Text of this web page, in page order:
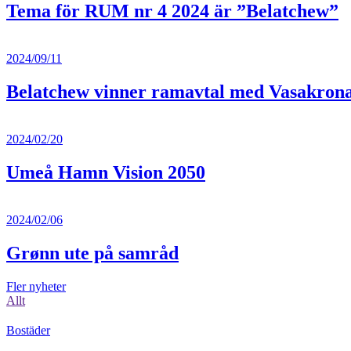
Tema för RUM nr 4 2024 är ”Belatchew”
2024/09/11
Belatchew vinner ramavtal med
2024/02/20
Umeå Hamn Vision 2050
2024/02/06
Grønn ute på samråd
Fler nyheter
Allt
Bostäder